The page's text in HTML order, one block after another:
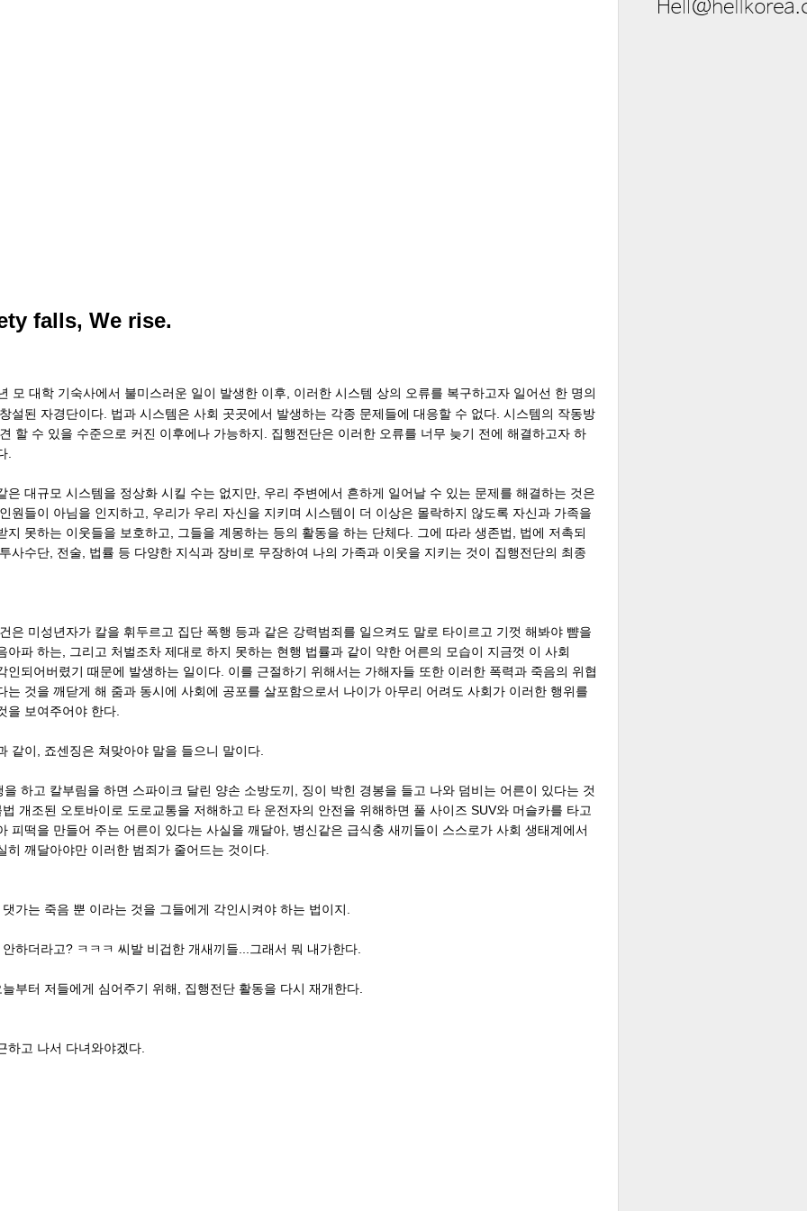
falls, We rise.
모 대학 기숙사에서 불미스러운 일이 발생한 이후, 이러한 시스템 상의 오류를 복구하고자 일어선 한 명의
설된 자경단이다. 법과 시스템은 사회 곳곳에서 발생하는 각종 문제들에 대응할 수 없다. 시스템의 작동방
할 수 있을 수준으로 커진 이후에나 가능하지. 집행전단은 이러한 오류를 너무 늦기 전에 해결하고자 하
.
은 대규모 시스템을 정상화 시킬 수는 없지만, 우리 주변에서 흔하게 일어날 수 있는 문제를 해결하는 것은
원들이 아님을 인지하고, 우리가 우리 자신을 지키며 시스템이 더 이상은 몰락하지 않도록 자신과 가족을
지 못하는 이웃들을 보호하고, 그들을 계몽하는 등의 활동을 하는 단체다. 그에 따라 생존법, 법에 저촉되
사수단, 전술, 법률 등 다양한 지식과 장비로 무장하여 나의 가족과 이웃을 지키는 것이 집행전단의 최종
은 미성년자가 칼을 휘두르고 집단 폭행 등과 같은 강력범죄를 일으켜도 말로 타이르고 기껏 해봐야 뺨을
아파 하는, 그리고 처벌조차 제대로 하지 못하는 현행 법률과 같이 약한 어른의 모습이 지금껏 이 사회
인되어버렸기 때문에 발생하는 일이다. 이를 근절하기 위해서는 가해자들 또한 이러한 폭력과 죽음의 위협
는 것을 깨닫게 해 줌과 동시에 사회에 공포를 살포함으로서 나이가 아무리 어려도 사회가 이러한 행위를
을 보여주어야 한다.
같이, 죠센징은 쳐맞아야 말을 들으니 말이다.
하고 칼부림을 하면 스파이크 달린 양손 소방도끼, 징이 박힌 경봉을 들고 나와 덤비는 어른이 있다는 것
개조된 오토바이로 도로교통을 저해하고 타 운전자의 안전을 위해하면 풀 사이즈 SUV와 머슬카를 타고
피떡을 만들어 주는 어른이 있다는 사실을 깨달아, 병신같은 급식충 새끼들이 스스로가 사회 생태계에서
히 깨달아야만 이러한 범죄가 줄어드는 것이다.
가는 죽음 뿐 이라는 것을 그들에게 각인시켜야 하는 법이지.
하더라고? ㅋㅋㅋ 씨발 비겁한 개새끼들...그래서 뭐 내가한다.
부터 저들에게 심어주기 위해, 집행전단 활동을 다시 재개한다.
하고 나서 다녀와야겠다.